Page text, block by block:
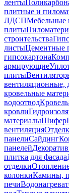
ленты
плитные и
ЛДСП
плиты
строительства
листыЦементные
гипсокартона
армирующие
плиты
вентиляционные,
кровельные
водоотвод
кровли
материалыШифер
вентиляция
панелиСайдинг
панелей
плитка для фасада
отделки
колонкиКамины,
печи